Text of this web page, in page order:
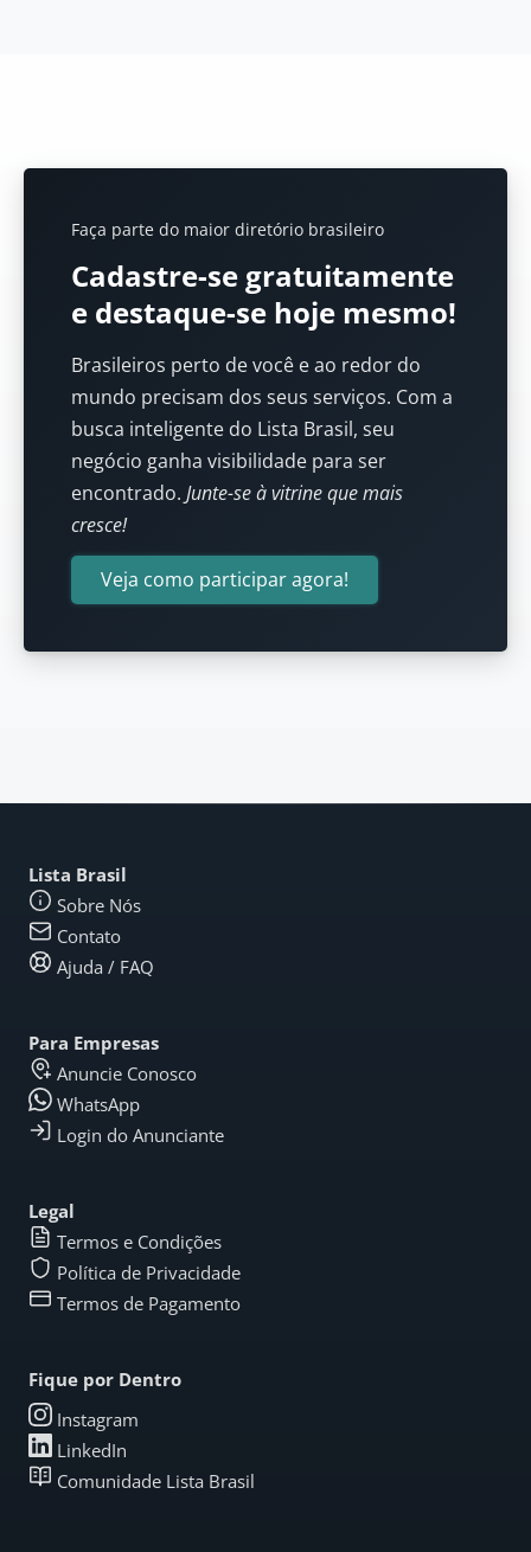
Faça parte do maior diretório brasileiro
Cadastre-se gratuitamente
e destaque-se hoje mesmo!
Brasileiros perto de você e ao redor do
mundo precisam dos seus serviços. Com a
busca inteligente do Lista Brasil, seu
negócio ganha visibilidade para ser
encontrado. Junte-se à vitrine que mais
cresce!
Veja como participar agora!
Lista Brasil
Sobre Nós
Contato
Ajuda / FAQ
Para Empresas
Anuncie Conosco
WhatsApp
Login do Anunciante
Legal
Termos e Condições
Política de Privacidade
Termos de Pagamento
Fique por Dentro
Instagram
LinkedIn
Comunidade Lista Brasil